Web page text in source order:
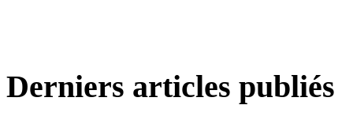
Derniers articles publiés